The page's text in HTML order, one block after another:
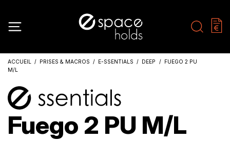
ACCUEIL PRISES & MACROS E-SSENTIALS DEEP
FUEGO 2 PU
M/L
Fuego 2 PU M/L